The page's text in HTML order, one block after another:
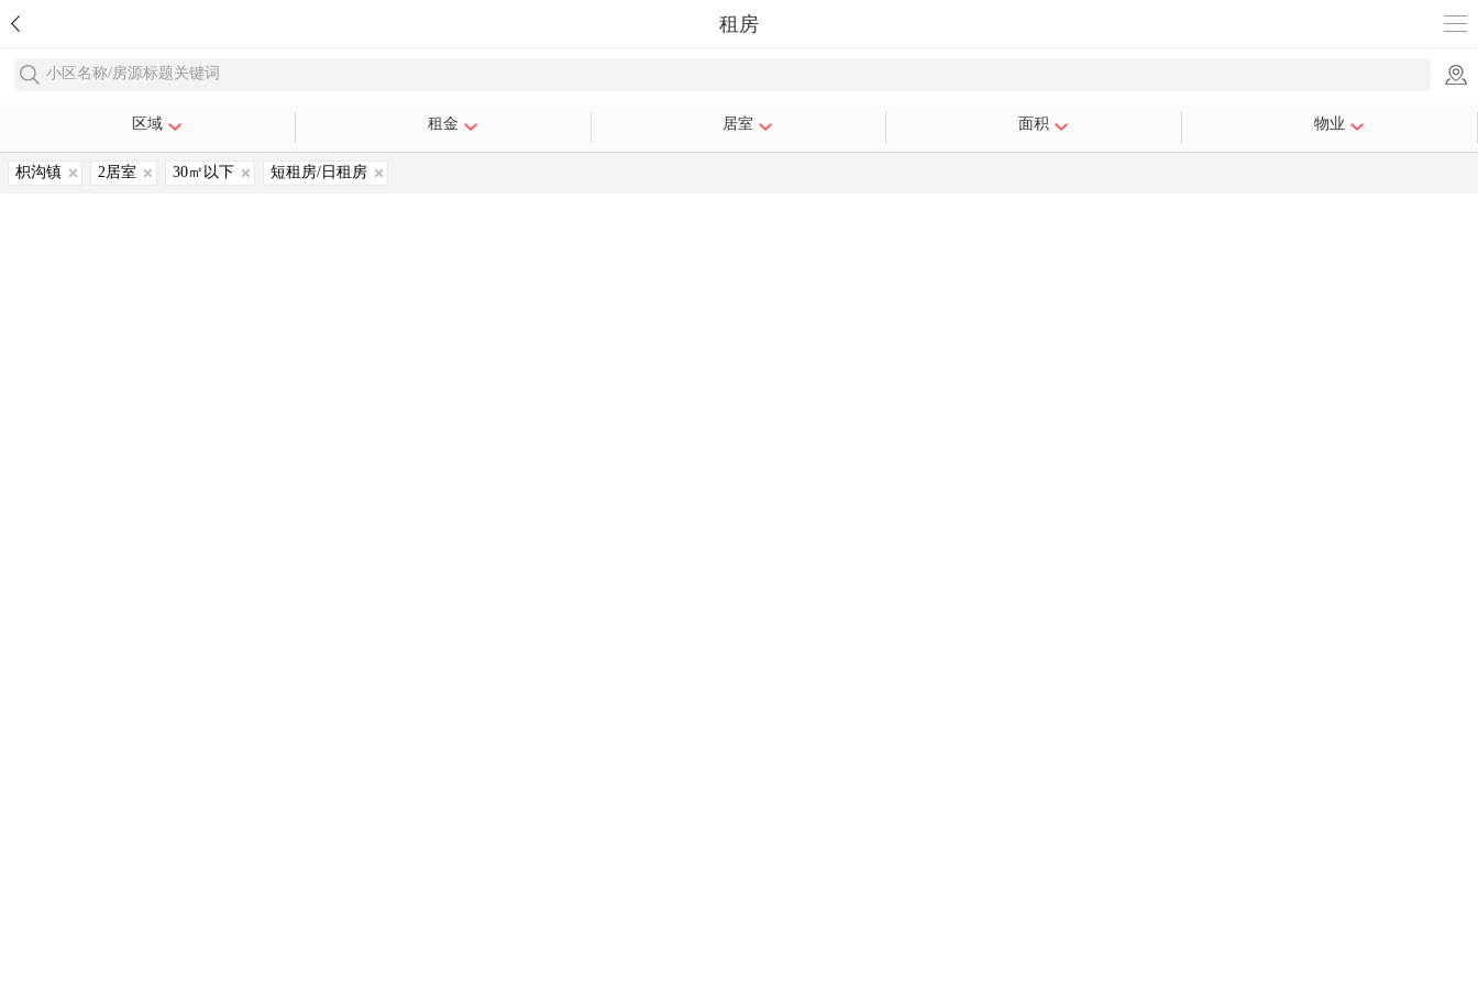
租房
小区名称/房源标题关键词
区域 租金 居室 面积 物业
枳沟镇 2居室 30㎡以下 短租房/日租房